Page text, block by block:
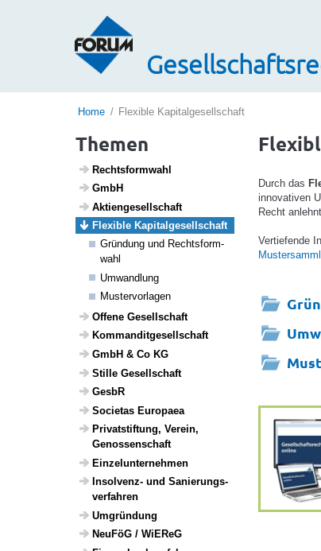
Home Flexible Kapitalgesellschaft
Themen
Rechts­form­wahl
GmbH
Akti­en­ge­sell­schaft
Flexible Kapi­tal­ge­sell­schaft
Grün­dung und Rechts­form­
wahl
Umwand­lung
Muster­vor­lagen
Offene Gesell­schaft
Komman­dit­ge­sell­schaft
GmbH & Co KG
Stille Gesell­schaft
GesbR
Soci­etas Euro­paea
Privat­stif­tung, Verein,
Genos­sen­schaft
Einzel­un­ter­nehmen
Insol­venz- und Sanie­rungs­
ver­fahren
Umgrün­dung
NeuFöG / WiEReG
Durch das
innovativen
Recht
Vertiefende